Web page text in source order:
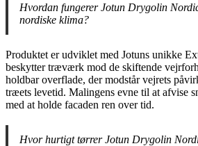
Hvordan fungerer Jotun Drygolin
nordiske klima?
Produktet er udviklet med Jotuns unikke
beskytter træværk mod de skiftende
holdbar overflade, der modstår vejrets
træets levetid. Malingens evne til at afvise
med at holde facaden ren over tid.
Hvor hurtigt tørrer Jotun Drygolin